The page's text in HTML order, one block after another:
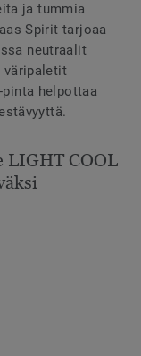
ja tummia
Spirit tarjoaa
neutraalit
väripaletit
helpottaa
LIGHT COOL